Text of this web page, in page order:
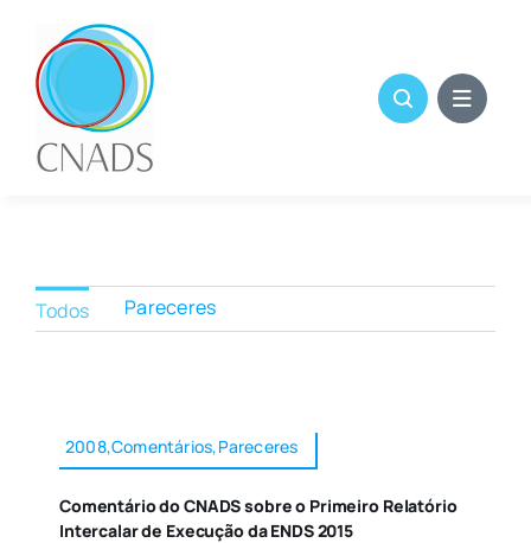
content
Todos Pareceres
2008,Comentários,Pareceres
Comentário do CNADS sobre o Primeiro Relatório
Intercalar de Execução da ENDS 2015